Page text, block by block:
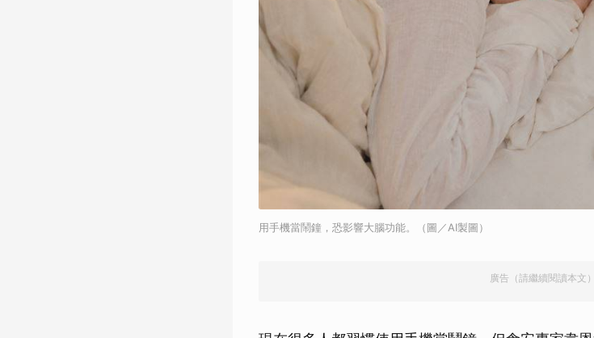
用手機當鬧鐘，恐影響大腦功能。（圖／AI製圖）
廣告（請繼續閱讀本文）